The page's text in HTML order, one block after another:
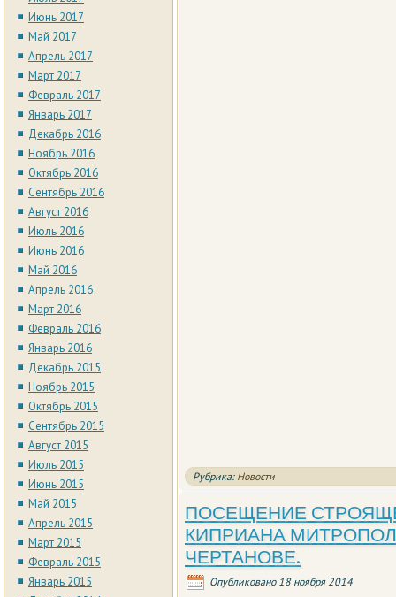
Июнь 2017
Май 2017
Апрель 2017
Март 2017
Февраль 2017
Январь 2017
Декабрь 2016
Ноябрь 2016
Октябрь 2016
Сентябрь 2016
Август 2016
Июль 2016
Июнь 2016
Май 2016
Апрель 2016
Март 2016
Февраль 2016
Январь 2016
Декабрь 2015
Ноябрь 2015
Октябрь 2015
Сентябрь 2015
Август 2015
Июль 2015
Июнь 2015
Май 2015
Апрель 2015
Март 2015
Февраль 2015
Январь 2015
Рубрика: Новости
ПОСЕЩЕНИЕ
КИПРИАНА
ЧЕРТАНОВЕ.
Опубликовано 18 ноября 2014